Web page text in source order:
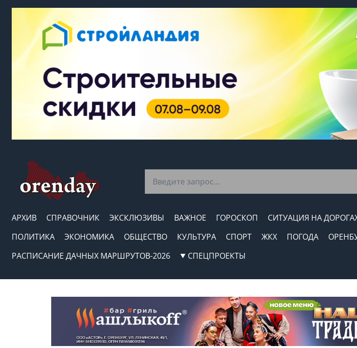
АРХИВ СПРАВОЧНИК ЭКСКЛЮЗИВЫ ВАЖНОЕ ГОРОСКОП СИТУАЦИЯ НА
ПОЛИТИКА
ЭКОНОМИКА ОБЩЕСТВО КУЛЬТУРА СПОРТ ЖКХ ПОГОДА
РАСПИСАНИЕ ДАЧНЫХ МАРШРУТОВ-2026
СПЕЦПРОЕКТЫ